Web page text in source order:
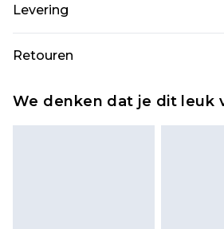
Model wears size 10.
Levering
Standaardlevering Nederland
Expressdienst Nederland
Retouren
vanaf de dag dat u het
We denken dat je dit leuk